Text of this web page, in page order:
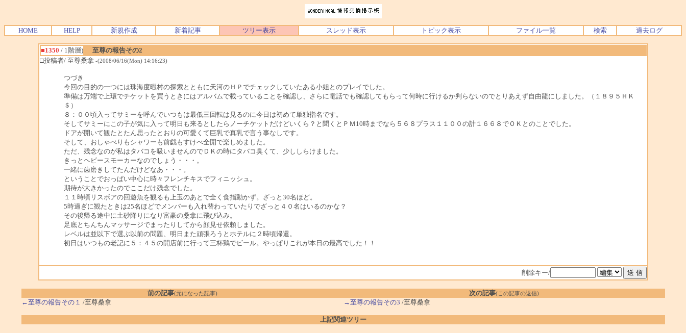
HOME HELP 新規作成 新着記事 ツリー表示 スレッド表示 トピック表示 ファイル一覧 検索 過去ログ
■1350 / 1階層)
至尊の報告その2
□投稿者/ 至尊桑拿 -(2008/06/16(Mon) 14:16:23)
つづき
今回の目的の一つには珠海度暇村の探索とともに天河のＨＰでチェックしていたある小姐とのプレイでした。
準備は万端で上環でチケットを買うときにはアルバムで載っていることを確認し、さらに電話でも確認してもらって何時に行けるか判らないのでとりあえず自由龍にしました。（１８９５ＨＫ
＄）
８：００頃入ってサミーを呼んでいつもは最低三回転は見るのに今日は初めて単独指名です。
そしてサミーにこの子が気に入って明日も来るとしたらノーチケットだけどいくら？と聞くとＰＭ10時までなら５６８プラス１１００の計１６６８でＯＫとのことでした。
ドアが開いて観たとたん思ったとおりの可愛くて巨乳で真乳で言う事なしです。
そして、おしゃべりもシャワーも前戯もすけべ全開で楽しめました。
ただ、残念なのが私はタバコを吸いませんのでＤＫの時にタバコ臭くて、少ししらけました。
きっとヘビースモーカーなのでしょう・・・。
一緒に歯磨きしてたんだけどなあ・・・。
ということでおっぱい中心に時々フレンチキスでフィニッシュ。
期待が大きかったのでここだけ残念でした。
１１時頃リスボアの回遊魚を観るも上玉のあとで全く食指動かず。ざっと30名ほど。
5時過ぎに観たときは25名ほどでメンバーも入れ替わっていたりでざっと４０名はいるのかな？
その後帰る途中に土砂降りになり富豪の桑拿に飛び込み。
足底とちんちんマッサージでまったりしてから顔見せ依頼しました。
レベルは並以下で選ぶ以前の問題、明日また頑張ろうとホテルに２時頃帰還。
初日はいつもの老記に５：４５の開店前に行って三杯鶏でビール。やっぱりこれが本日の最高でした！！
削除キー/
前の記事(元になった記事) 次の記事(この記事の返信)
←至尊の報告その１ /至尊桑拿 →至尊の報告その3 /至尊桑拿
上記関連ツリー